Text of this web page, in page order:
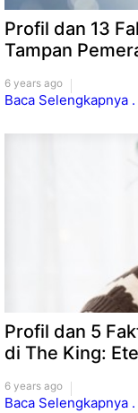
Profil dan 13
Tampan
6 years ago
Baca Selengkapnya .
Profil dan 5
di The King:
6 years ago
Baca Selengkapnya .